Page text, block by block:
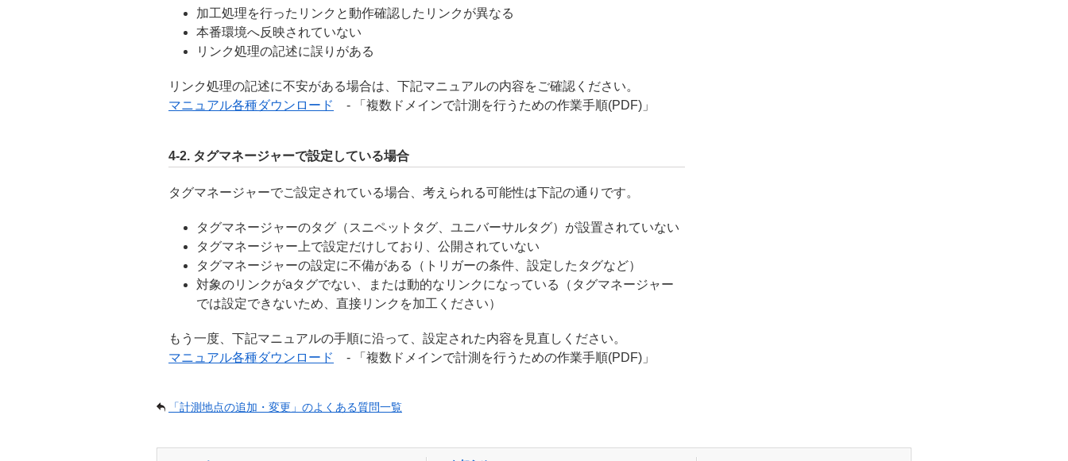
加工処理を行ったリンクと動作確認したリンクが異なる
本番環境へ反映されていない
リンク処理の記述に誤りがある
リンク処理の記述に不安がある場合は、下記マニュアルの内容をご確認ください。
マニュアル各種ダウンロード
- 「複数ドメインで計測を行うための作業手順(PDF)」
4-2. タグマネージャーで設定している場合
タグマネージャーでご設定されている場合、考えられる可能性は下記の通りです。
タグマネージャーのタグ（スニペットタグ、ユニバーサルタグ）が設置されていない
タグマネージャー上で設定だけしており、公開されていない
タグマネージャーの設定に不備がある（トリガーの条件、設定したタグなど）
対象のリンクがaタグでない、または動的なリンクになっている（タグマネージャー
では設定できないため、直接リンクを加工ください）
もう一度、下記マニュアルの手順に沿って、設定された内容を見直しください。
マニュアル各種ダウンロード
- 「複数ドメインで計測を行うための作業手順(PDF)」
「計測地点の追加・変更」のよくある質問一覧